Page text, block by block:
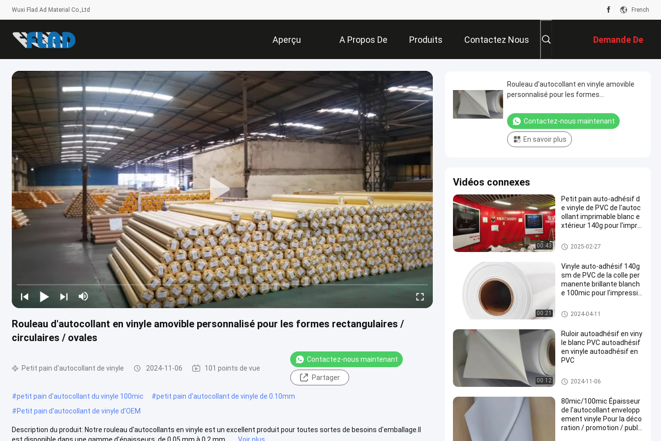
Wuxi Flad Ad Material Co.,Ltd French
Aperçu A Propos De Produits Contactez Nous Demande De
Soumission
Rouleau d'autocollant en vinyle amovible personnalisé pour les formes rectangulaires /
circulaires / ovales
Petit pain d'autocollant de vinyle 2024-11-06 101 points de vue
Contactez-nous maintenant
Partager
#petit pain d'autocollant du vinyle 100mic #petit pain d'autocollant de vinyle de 0.10mm
#Petit pain d'autocollant de vinyle d'OEM
Description du produit: Notre rouleau d'autocollants en vinyle est un excellent produit pour toutes sortes de besoins d'emballage.Il
est disponible dans une gamme d'épaisseurs, de 0,05 mm à 0,2 mm, .....
Voir plus
Rouleau d'autocollant en vinyle amovible
personnalisé pour les formes
Contactez-nous maintenant
En savoir plus
Vidéos connexes
00:43
Petit pain auto-adhésif d
e vinyle de PVC de l'autoc
ollant imprimable blanc e
xtérieur 140g pour l'impre
Petit pain d'autocollant de viny
le
2025-02-27
00:21
Vinyle auto-adhésif 140g
sm de PVC de la colle per
manente brillante blanch
e 100mic pour l'impressio
Petit pain d'autocollant de viny
le
2024-04-11
00:12
Ruloir autoadhésif en viny
le blanc PVC autoadhésif
en vinyle autoadhésif en
PVC
Petit pain d'autocollant de viny
le
2024-11-06
80mic/100mic Épaisseur
de l'autocollant envelopp
ement vinyle Pour la déco
ration / promotion / publi